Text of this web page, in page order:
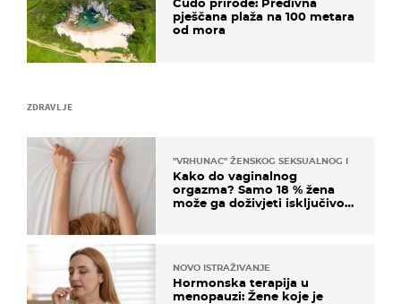
ZDRAVLJE
"VRHUNAC" ŽENSKOG SEKSUALNOG ISKUSTVA
Kako do vaginalnog
orgazma? Samo 18 % žena
može ga doživjeti isključivo
NOVO ISTRAŽIVANJE
Hormonska terapija u
menopauzi: Žene koje je
Čudo prirode: Predivna
pješčana plaža na 100 metara
od mora